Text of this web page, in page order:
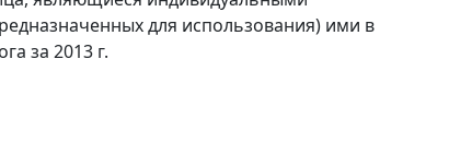
для использования) ими в
за 2013 г.